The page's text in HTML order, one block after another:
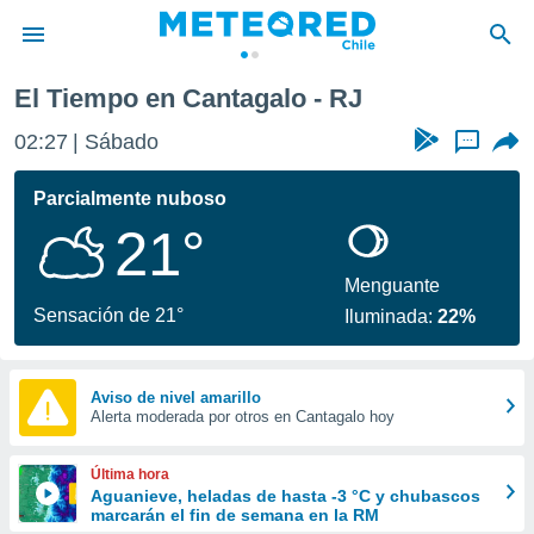
de
por
se
calidad.
a este
las
y
forma
digital
basada
El Tiempo en Cantagalo - RJ
02:27 Sábado ...
Parcialmente nuboso
21°
Sensación de 21°
Menguante
Iluminada:22%
Aviso de nivel amarillo
Alerta moderada por otros en Cantagalo hoy
Última hora
Aguanieve, heladas de hasta -3 °C y chubascos
marcarán el fin de semana en la RM